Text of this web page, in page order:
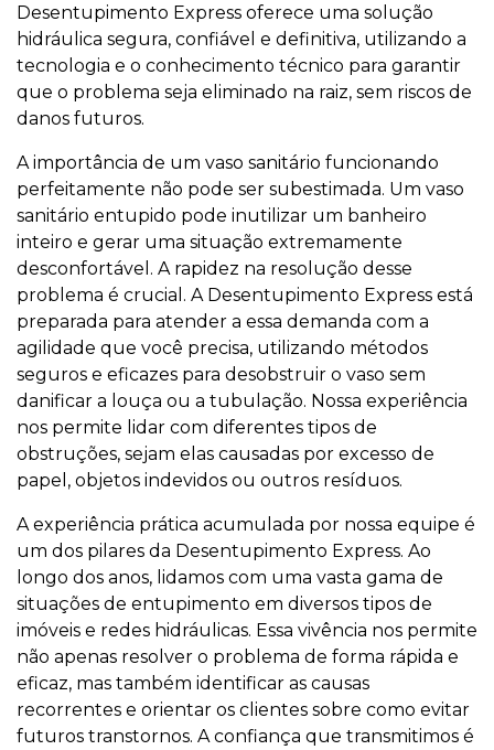
Desentupimento Express oferece uma solução
hidráulica segura, confiável e definitiva, utilizando a
tecnologia e o conhecimento técnico para garantir
que o problema seja eliminado na raiz, sem riscos de
danos futuros.
A importância de um vaso sanitário funcionando
perfeitamente não pode ser subestimada. Um vaso
sanitário entupido pode inutilizar um banheiro
inteiro e gerar uma situação extremamente
desconfortável. A rapidez na resolução desse
problema é crucial. A Desentupimento Express está
preparada para atender a essa demanda com a
agilidade que você precisa, utilizando métodos
seguros e eficazes para desobstruir o vaso sem
danificar a louça ou a tubulação. Nossa experiência
nos permite lidar com diferentes tipos de
obstruções, sejam elas causadas por excesso de
papel, objetos indevidos ou outros resíduos.
A experiência prática acumulada por nossa equipe é
um dos pilares da Desentupimento Express. Ao
longo dos anos, lidamos com uma vasta gama de
situações de entupimento em diversos tipos de
imóveis e redes hidráulicas. Essa vivência nos permite
não apenas resolver o problema de forma rápida e
eficaz, mas também identificar as causas
recorrentes e orientar os clientes sobre como evitar
futuros transtornos. A confiança que transmitimos é